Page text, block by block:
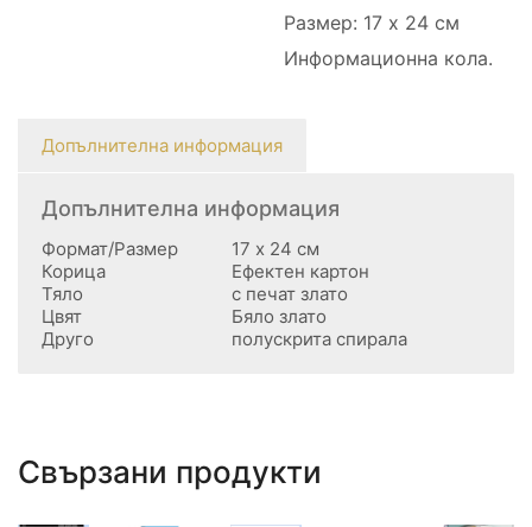
Размер: 17 х 24 см
Информационна кола.
Допълнителна информация
Допълнителна информация
Формат/Размер
17 х 24 см
Корица
Ефектен картон
Тяло
с печат злато
Цвят
Бяло злато
Друго
полускрита спирала
Свързани продукти